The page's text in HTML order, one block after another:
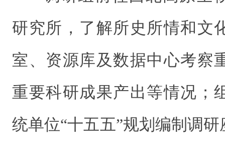
研究所，了解所史所情和文
室、资源库及数据中心考察
重要科研成果产出等情况；
统单位“十五五”规划编制调